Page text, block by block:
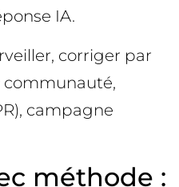
IA.
corriger par
communauté,
campagne
méthode :